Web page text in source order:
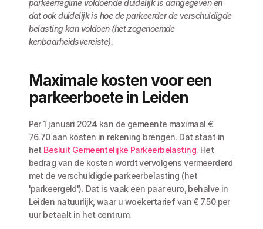
parkeerregime voldoende duidelijk is aangegeven en
dat ook duidelijk is hoe de parkeerder de verschuldigde
belasting kan voldoen (het zogenoemde
kenbaarheidsvereiste).
Maximale kosten voor een
parkeerboete in Leiden
Per 1 januari 2024 kan de gemeente maximaal €
76.70 aan kosten in rekening brengen. Dat staat in
het Besluit Gemeentelijke Parkeerbelasting. Het
bedrag van de kosten wordt vervolgens vermeerderd
met de verschuldigde parkeerbelasting (het
'parkeergeld'). Dat is vaak een paar euro, behalve in
Leiden natuurlijk, waar u woekertarief van € 7.50 per
uur betaalt in het centrum.